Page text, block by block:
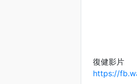
復健影片
https://